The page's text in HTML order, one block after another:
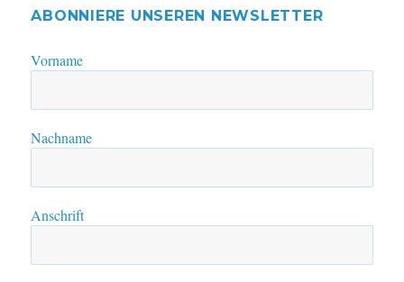
ABONNIERE UNSEREN NEWSLETTER
Vorname
Nachname
Anschrift